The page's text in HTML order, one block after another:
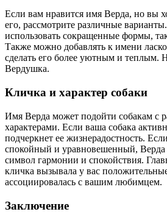
Если вам нравится имя Верда, но вы
его, рассмотрите различные
использовать сокращенные формы,
Также можно добавлять к имени
сделать его более уютным и теплым.
Вердушка.
Кличка и характер собаки
Имя Верда может подойти собакам с
характерами. Если ваша собака
подчеркнет ее жизнерадостность.
спокойный и уравновешенный, Верда
символ гармонии и спокойствия.
кличка вызывала у вас
ассоциировалась с вашим любимцем.
Заключение